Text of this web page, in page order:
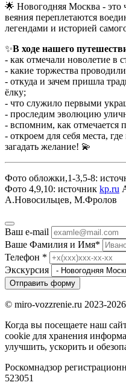
🌟 Новогодняя Москва - это
веяния переплетаются
легендами и историей
✨В ходе нашего
- как отмечали новолетие в
- какие торжества
- откуда и зачем пришла
ёлку;
- что служило первыми
- проследим эволюцию
- вспомним, как отмечается
- откроем для себя места,
загадать желание! 💫
Фото обложки,1-3,5-8:
Фото 4,9,10: источник kp.ru
А.Новосильцев, М.Фролов
Ваш e-mail
Ваше Фамилия и Имя*
Телефон *
Экскурсия
Отправить форму
© miro-vozzrenie.ru 2023-2026
Когда вы посещаете наш
cookie для хранения
улучшить, ускорить и
Роскомнадзор
523051